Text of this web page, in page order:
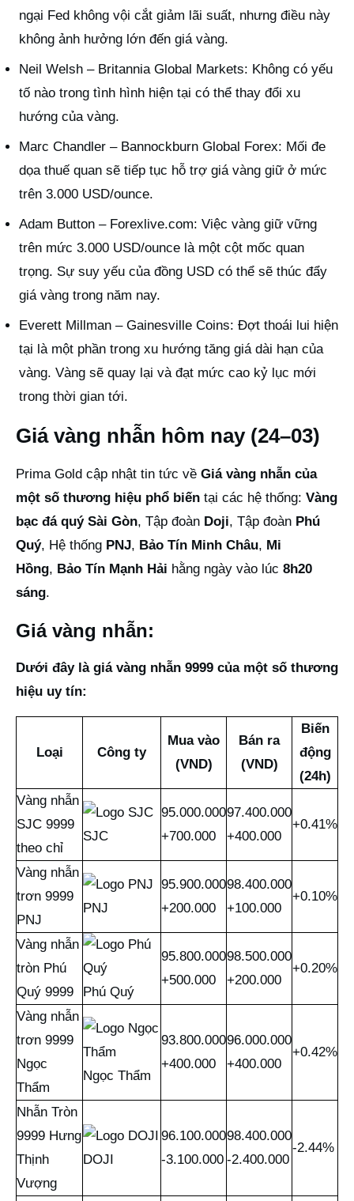
ngại Fed không vội cắt giảm lãi suất, nhưng điều này
không ảnh hưởng lớn đến giá vàng.
Neil Welsh – Britannia Global Markets: Không có yếu
tố nào trong tình hình hiện tại có thể thay đổi xu
hướng của vàng.
Marc Chandler – Bannockburn Global Forex: Mối đe
dọa thuế quan sẽ tiếp tục hỗ trợ giá vàng giữ ở mức
trên 3.000 USD/ounce.
Adam Button – Forexlive.com: Việc vàng giữ vững
trên mức 3.000 USD/ounce là một cột mốc quan
trọng. Sự suy yếu của đồng USD có thể sẽ thúc đẩy
giá vàng trong năm nay.
Everett Millman – Gainesville Coins: Đợt thoái lui hiện
tại là một phần trong xu hướng tăng giá dài hạn của
vàng. Vàng sẽ quay lại và đạt mức cao kỷ lục mới
trong thời gian tới.
Giá vàng nhẫn hôm nay (24–03)
Prima Gold cập nhật tin tức về Giá vàng nhẫn của
một số thương hiệu phổ biến tại các hệ thống: Vàng
bạc đá quý Sài Gòn, Tập đoàn Doji, Tập đoàn Phú
Quý, Hệ thống PNJ, Bảo Tín Minh Châu, Mi
Hồng, Bảo Tín Mạnh Hải hằng ngày vào lúc 8h20
sáng.
Giá vàng nhẫn:
Dưới đây là giá vàng nhẫn 9999 của một số thương
hiệu uy tín:
Loại Công ty
Mua vào
(VND)
Bán ra
(VND)
Biến
động
(24h)
Vàng nhẫn
SJC 9999
theo chỉ
SJC
95.000.000
+700.000
97.400.000
+400.000
+0.41%
Vàng nhẫn
trơn 9999
PNJ
PNJ
95.900.000
+200.000
98.400.000
+100.000
+0.10%
Vàng nhẫn
tròn Phú
Quý 9999
Phú Quý
95.800.000
+500.000
98.500.000
+200.000
+0.20%
Vàng nhẫn
trơn 9999
Ngọc
Thẩm
Ngọc Thẩm
93.800.000
+400.000
96.000.000
+400.000
+0.42%
Nhẫn Tròn
9999 Hưng
Thịnh
Vượng
DOJI
96.100.000
-3.100.000
98.400.000
-2.400.000
-2.44%